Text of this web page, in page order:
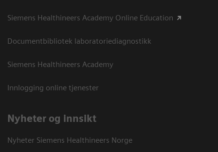
Siemens Healthineers Academy Online Education
Documentbibliotek laboratoriediagnostikk
Siemens Healthineers Academy
Innlogging online tjenester
Nyheter og innsikt
Nyheter Siemens Healthineers Norge